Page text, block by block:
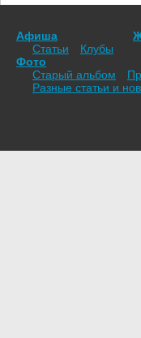
Афиша
Статьи
Клубы
Фото
Старый альбом
Разные статьи и